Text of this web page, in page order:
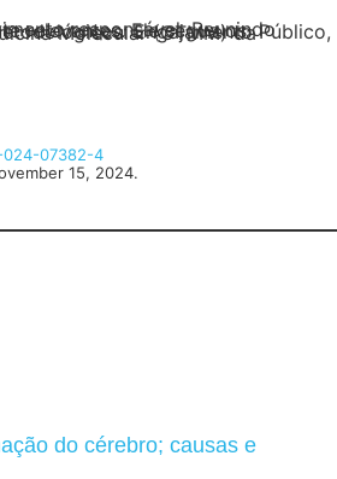
024-07382-4
15, 2024.
do cérebro; causas e